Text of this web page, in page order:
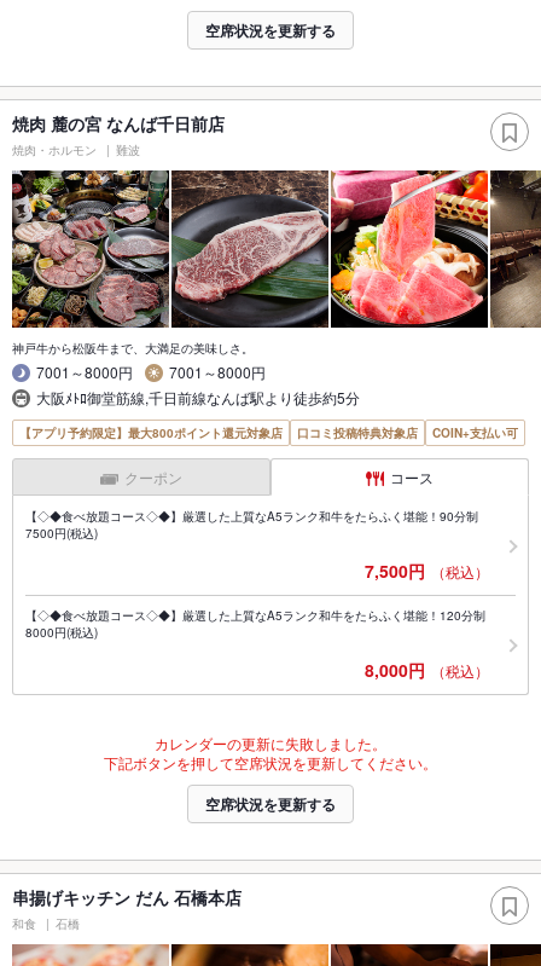
空席状況を更新する
焼肉 麓の宮 なんば千日前店
焼肉・ホルモン 難波
神戸牛から松阪牛まで、大満足の美味しさ。
7001～8000円
7001～8000円
大阪ﾒﾄﾛ御堂筋線,千日前線なんば駅より徒歩約5分
【アプリ予約限定】最大800ポイント還元対象店 口コミ投稿特典対象店 COIN+支払い可
クーポン コース
【◇◆食べ放題コース◇◆】厳選した上質なA5ランク和牛をたらふく堪能！90分制
7500円(税込)
7,500円 （税込）
【◇◆食べ放題コース◇◆】厳選した上質なA5ランク和牛をたらふく堪能！120分制
8000円(税込)
8,000円 （税込）
カレンダーの更新に失敗しました。
下記ボタンを押して空席状況を更新してください。
空席状況を更新する
串揚げキッチン だん 石橋本店
和食 石橋